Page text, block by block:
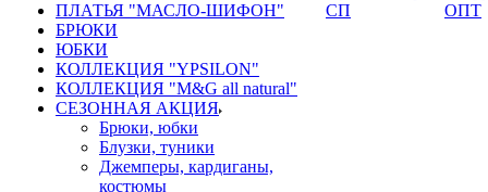
ПЛАТЬЯ "МАСЛО-ШИФОН"
БРЮКИ
ЮБКИ
КОЛЛЕКЦИЯ "YPSILON"
КОЛЛЕКЦИЯ "M&G all natural"
СЕЗОННАЯ АКЦИЯ
Брюки, юбки
Блузки, туники
Джемперы, кардиганы,
костюмы
СП
ОПТ